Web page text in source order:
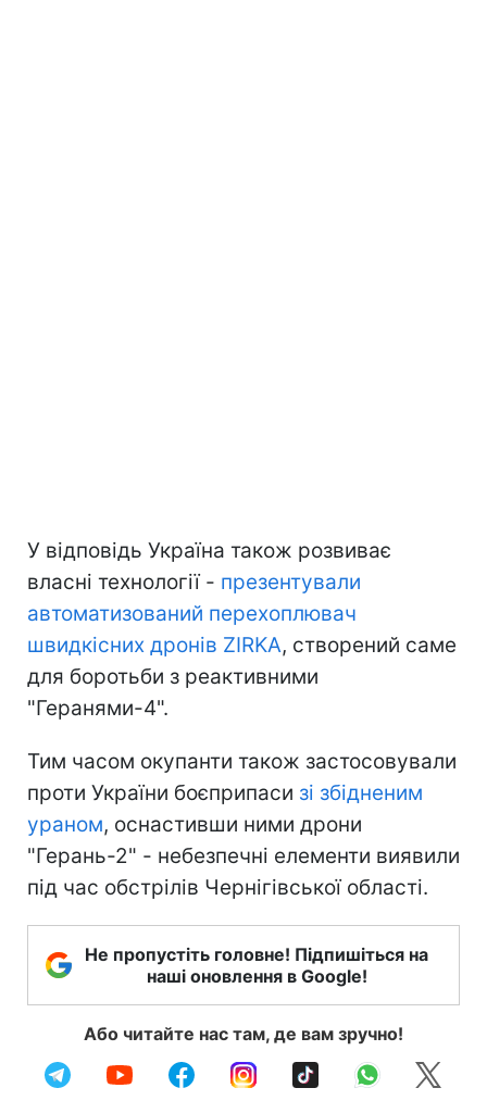
У відповідь Україна також розвиває
власні технології - презентували
автоматизований перехоплювач
швидкісних дронів ZIRKA, створений саме
для боротьби з реактивними
"Геранями-4".
Тим часом окупанти також застосовували
проти України боєприпаси зі збідненим
ураном, оснастивши ними дрони
"Герань-2" - небезпечні елементи виявили
під час обстрілів Чернігівської області.
Не пропустіть головне! Підпишіться на
наші оновлення в Google!
Або читайте нас там, де вам зручно!